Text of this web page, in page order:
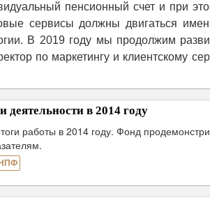
пенсионный счет и при
сервисы должны двигаться
В 2019 году мы продолжим
по маркетингу и клиентскому
в 2014 году
работы в 2014 году. Фонд